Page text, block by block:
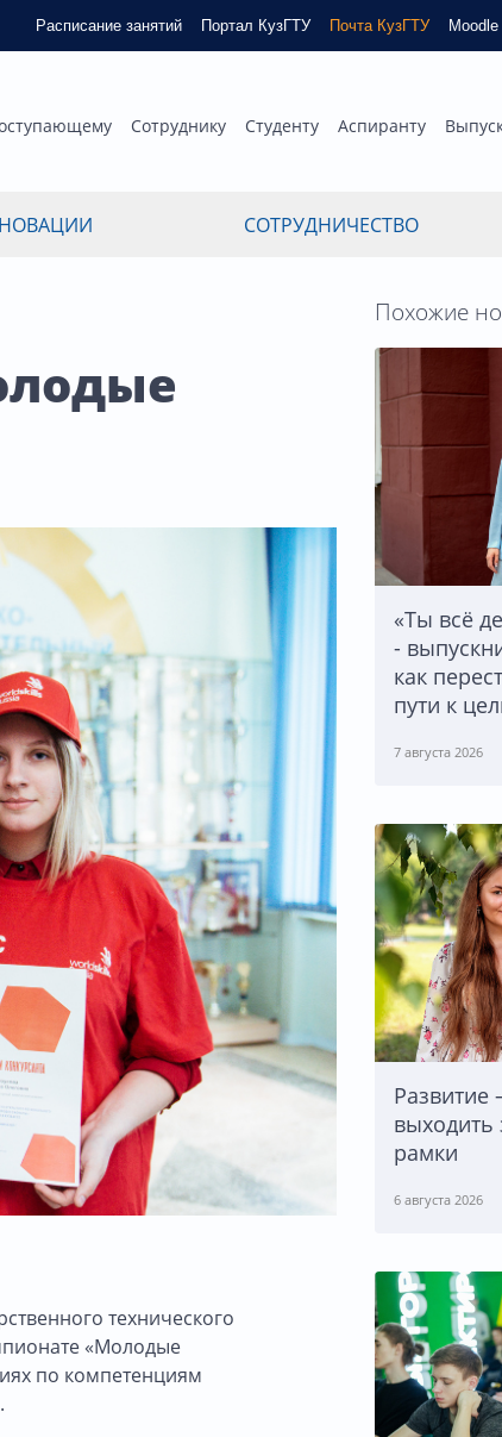
Расписание занятий Портал КузГТУ Почта КузГТУ Moodle
Сотруднику Студенту Аспиранту
СОТРУДНИЧЕСТВО
технического
«Молодые
по компетенциям
Похожие
«Ты всё
-
как
пути к
7 августа 2026
Развитие
рамки
6 августа 2026